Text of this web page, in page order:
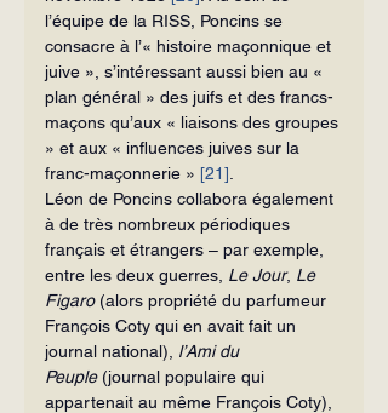
l’équipe de la RISS, Poncins se
consacre à l’« histoire maçonnique et
juive », s’intéressant aussi bien au «
plan général » des juifs et des francs-
maçons qu’aux « liaisons des groupes
» et aux « influences juives sur la
franc-maçonnerie » [21]
Léon de Poncins collabora également
à de très nombreux périodiques
français et étrangers – par exemple,
entre les deux guerres, Le Jour, Le
Figaro (alors propriété du parfumeur
François Coty qui en avait fait un
journal national), l’Ami du
Peuple (journal populaire qui
appartenait au même François Coty),